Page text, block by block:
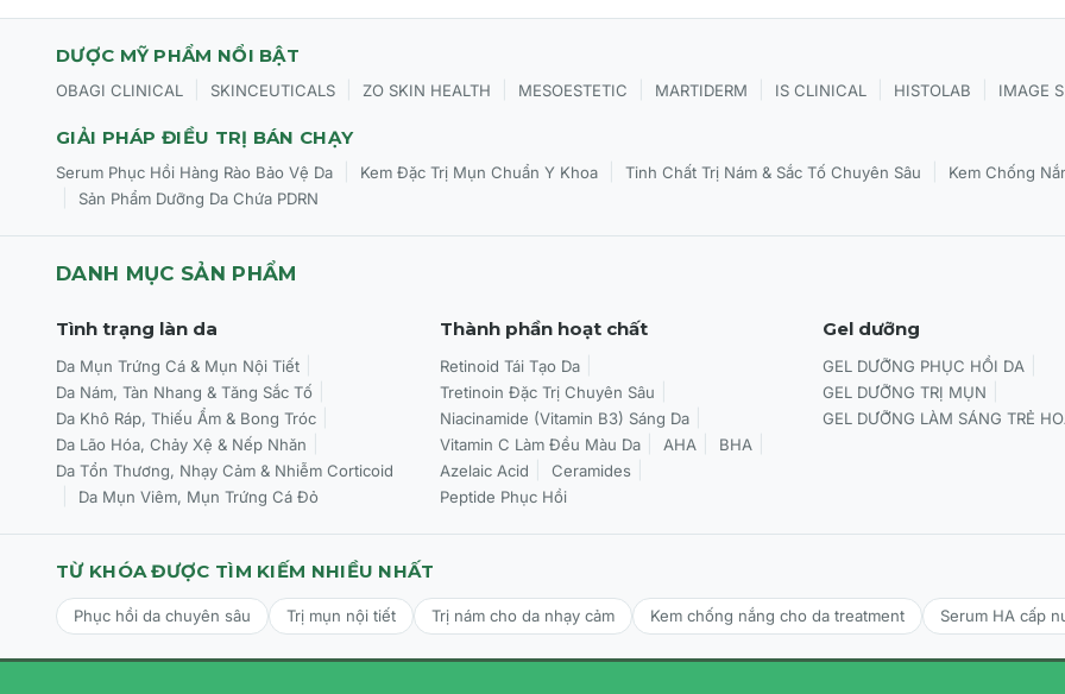
Da dễ nổi mụn hoặc đang gặp vấn đề về mụn.
Da xỉn màu, thiếu sức sống và có dấu hiệu mệt mỏi.
Da thường xuyên tiếp xúc với môi trường ô nhiễm và ánh sáng xanh (từ thiết bị điện tử).
Người muốn duy trì làn da tươi mát, cân bằng và khỏe mạnh.
CÁCH SỬ DỤNG CỦA GEL DƯỠNG ERICSON ANTI-ASPHYXIATION TONING GEL
Áp dụng vào buổi sáng và/hoặc buổi tối.
Sau khi làm sạch da và sử dụng serum được khuyến nghị.
Lấy một lượng gel vừa đủ thoa đều lên toàn bộ khuôn mặt và cổ.
Massage nhẹ nhàng cho đến khi gel thẩm thấu hoàn toàn.
DƯỢC MỸ PHẨM NỔI BẬT
OBAGI CLINICAL SKINCEUTICALS ZO SKIN HEALTH MESOESTETIC MARTIDERM IS CLINICAL HISTOLAB IMAGE
GIẢI PHÁP ĐIỀU TRỊ BÁN CHẠY
Serum Phục Hồi Hàng Rào Bảo Vệ Da Kem Đặc Trị Mụn Chuẩn Y Khoa Tinh Chất Trị Nám & Sắc Tố Chuyên Sâu Kem Chống
Sản Phẩm Dưỡng Da Chứa PDRN
DANH MỤC SẢN PHẨM
Tình trạng làn da
Da Mụn Trứng Cá & Mụn Nội Tiết
Da Nám, Tàn Nhang & Tăng Sắc Tố
Da Khô Ráp, Thiếu Ẩm & Bong Tróc
Da Lão Hóa, Chảy Xệ & Nếp Nhăn
Da Tổn Thương, Nhạy Cảm & Nhiễm Corticoid
Da Mụn Viêm, Mụn Trứng Cá Đỏ
Thành phần hoạt chất
Retinoid Tái Tạo Da
Tretinoin Đặc Trị Chuyên Sâu
Niacinamide (Vitamin B3) Sáng Da
Vitamin C Làm Đều Màu Da
AHA
BHA
Azelaic Acid
Ceramides
Peptide Phục Hồi
Gel dưỡng
GEL DƯỠNG PHỤC HỒI DA
GEL DƯỠNG TRỊ MỤN
GEL DƯỠNG LÀM SÁNG TRẺ
TỪ KHÓA ĐƯỢC TÌM KIẾM NHIỀU NHẤT
Phục hồi da chuyên sâu Trị mụn nội tiết Trị nám cho da nhạy cảm Kem chống nắng cho da treatment Serum HA cấp